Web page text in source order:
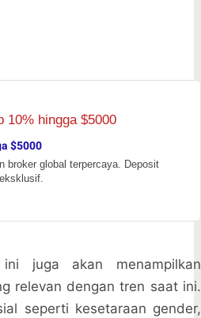
$5000
broker global terpercaya. Deposit
juga akan menampilkan
relevan dengan tren saat ini.
seperti kesetaraan gender,